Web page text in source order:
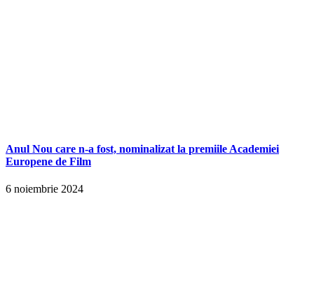
Anul Nou care n-a fost, nominalizat la premiile Academiei
Europene de Film
6 noiembrie 2024